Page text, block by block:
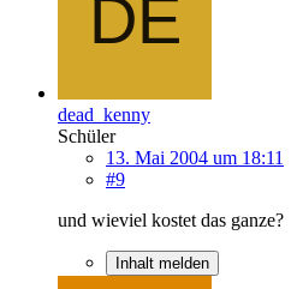
dead_kenny
Schüler
13. Mai 2004 um 18:11
#9
und wieviel kostet das ganze?
Inhalt melden